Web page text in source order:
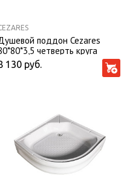
поддон Cezares
четверть круга
130 руб.